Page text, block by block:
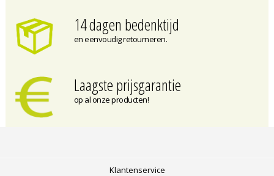
14 dagen bedenktijd
en eenvoudig retourneren.
Laagste prijsgarantie
op al onze producten!
Klantenservice